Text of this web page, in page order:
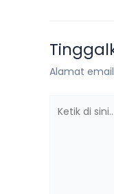
Alamat